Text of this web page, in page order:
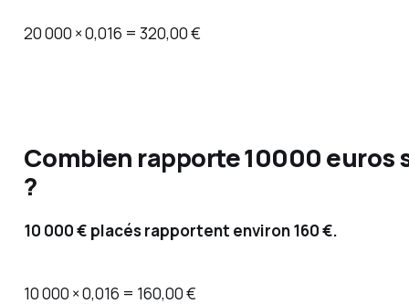
20 000 × 0,016 = 320,00 €
Combien rapporte 10000 euros
?
10 000 € placés rapportent environ 160 €.
10 000 × 0,016 = 160,00 €